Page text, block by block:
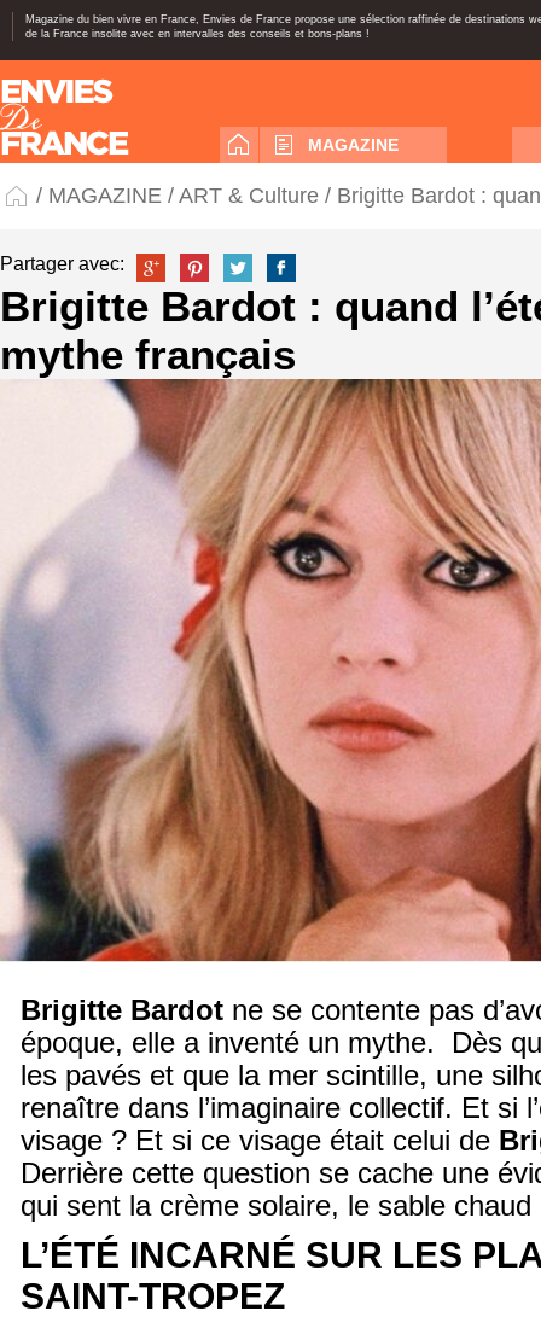
Magazine du bien vivre en France, Envies de France propose une sélection raffinée de destinations
de la France insolite avec en intervalles des conseils et bons-plans !
MAGAZINE
/ MAGAZINE / ART & Culture / Brigitte Bardot :
Partager avec:
Brigitte Bardot : quand
mythe français
Brigitte Bardot ne se contente pas
époque, elle a inventé un mythe. Dès
les pavés et que la mer scintille, une
renaître dans l’imaginaire collectif. Et si
visage ? Et si ce visage était celui de
Derrière cette question se cache une
qui sent la crème solaire, le sable
L’ÉTÉ INCARNÉ SUR LES
SAINT-TROPEZ